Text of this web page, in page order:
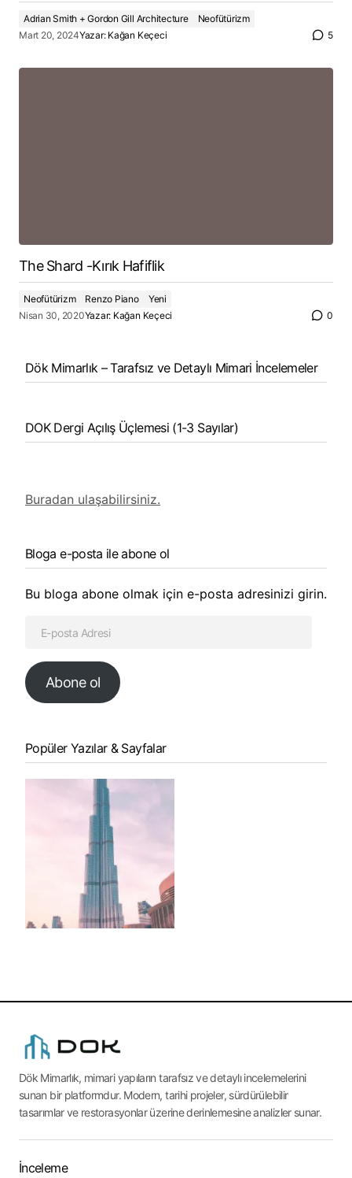
Adrian Smith + Gordon Gill Architecture
Neofütürizm
Mart 20, 2024Yazar: Kağan Keçeci 5
The Shard -Kırık Hafiflik
Neofütürizm Renzo Piano
Yeni
Nisan 30, 2020Yazar: Kağan Keçeci 0
Dök Mimarlık – Tarafsız ve Detaylı Mimari İncelemeler
DOK Dergi Açılış Üçlemesi (1-3 Sayılar)
Buradan ulaşabilirsiniz.
Bloga e-posta ile abone ol
Bu bloga abone olmak için e-posta adresinizi girin.
Abone ol
Popüler Yazılar & Sayfalar
Dök Mimarlık, mimari yapıların tarafsız ve detaylı incelemelerini
sunan bir platformdur. Modern, tarihi projeler, sürdürülebilir
tasarımlar ve restorasyonlar üzerine derinlemesine analizler sunar.
İnceleme